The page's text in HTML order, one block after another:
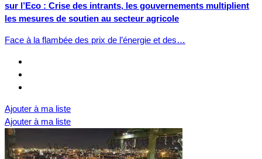
sur l’Eco : Crise des intrants, les gouvernements multiplient
les mesures de soutien au secteur agricole
Face à la flambée des prix de l’énergie et des…
Ajouter à ma liste
Ajouter à ma liste